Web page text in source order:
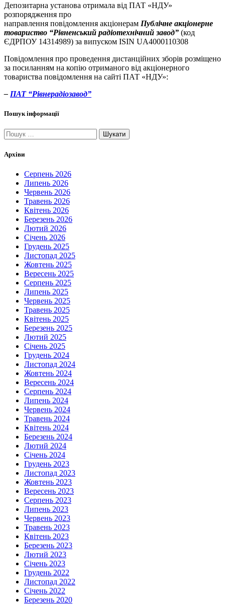
Депозитарна установа отримала від ПАТ «НДУ»
розпорядження про
направлення повідомлення акціонерам Публічне акціонерне
товариство “Рівненський радіотехнічний завод” (код
ЄДРПОУ 14314989) за випуском ISIN UA4000110308
Повідомлення про проведення дистанційних зборів розміщено
за посиланням на копію отриманого від акціонерного
товариства повідомлення на сайті ПАТ «НДУ»:
– ПАТ “Рівнерадіозавод”
Пошук інформації
Пошук:
Архіви
Серпень 2026
Липень 2026
Червень 2026
Травень 2026
Квітень 2026
Березень 2026
Лютий 2026
Січень 2026
Грудень 2025
Листопад 2025
Жовтень 2025
Вересень 2025
Серпень 2025
Липень 2025
Червень 2025
Травень 2025
Квітень 2025
Березень 2025
Лютий 2025
Січень 2025
Грудень 2024
Листопад 2024
Жовтень 2024
Вересень 2024
Серпень 2024
Липень 2024
Червень 2024
Травень 2024
Квітень 2024
Березень 2024
Лютий 2024
Січень 2024
Грудень 2023
Листопад 2023
Жовтень 2023
Вересень 2023
Серпень 2023
Липень 2023
Червень 2023
Травень 2023
Квітень 2023
Березень 2023
Лютий 2023
Січень 2023
Грудень 2022
Листопад 2022
Січень 2022
Березень 2020